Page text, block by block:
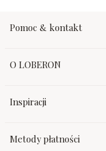
Pomoc & kontakt
O LOBERON
Inspiracji
Metody płatności